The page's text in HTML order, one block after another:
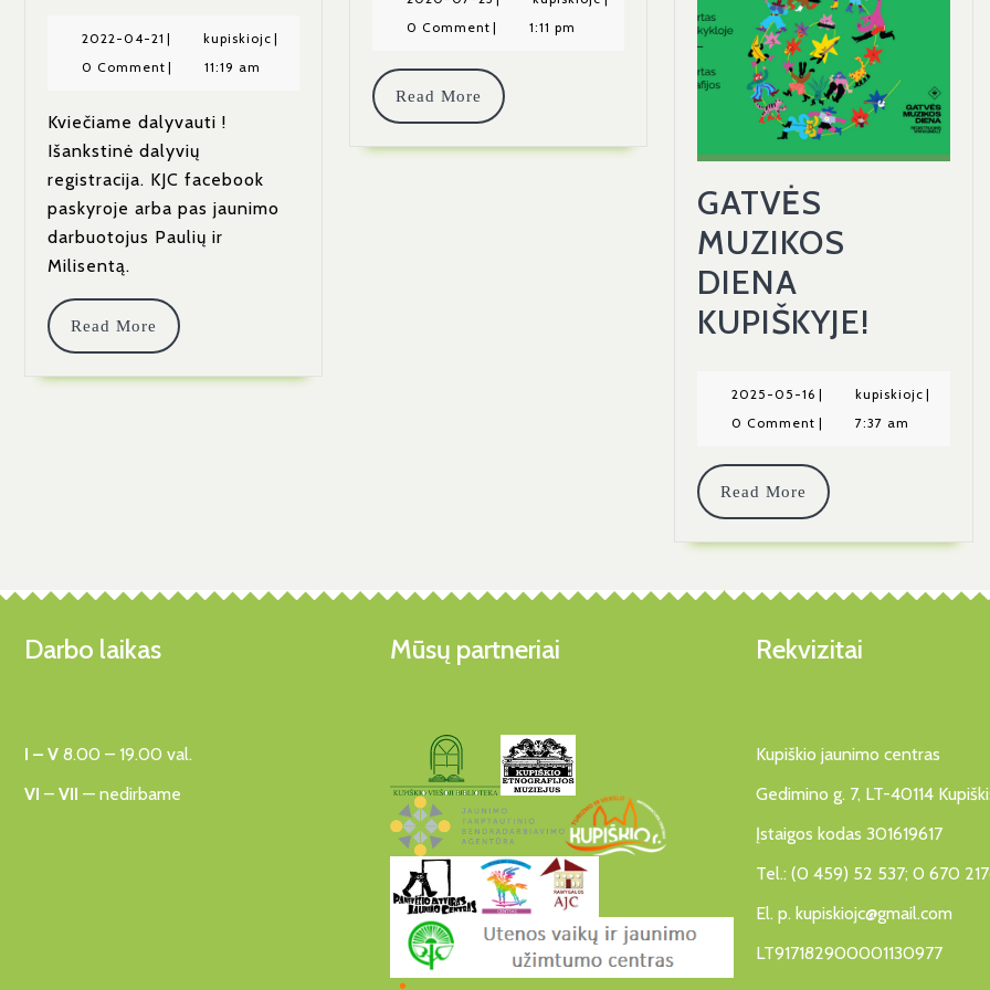
2022-04-21 2022-
04-
| kupiskiojc kupiskiojc
|
0 Comment | 11:19 am
Kviečiame dalyvauti !
Išankstinė dalyvių
registracija. KJC facebook
paskyroje arba pas jaunimo
darbuotojus Paulių ir
Milisentą.
Read More
Read
07-
0 Comment | 1:11 pm
Read More
Read
GATVĖS
MUZIKOS
DIENA
KUPIŠKYJE!
DIENA
2025-05-16 2025-
05-
| kupiskiojckupiskiojc
|
0 Comment | 7:37 am
Read More
Read
Darbo laikas
I – V 8.00 – 19.00 val.
VI – VII — nedirbame
Mūsų partneriai Rekvizitai
Kupiškio jaunimo centras
Gedimino g. 7, LT-40114
Įstaigos kodas 301619617
Tel.: (0 459) 52 537; 0 670
El. p. kupiskiojc@gmail.com
LT917182900001130977